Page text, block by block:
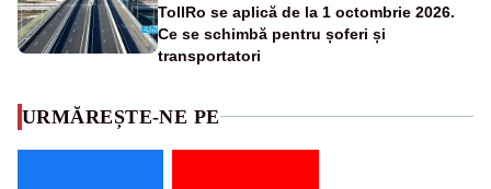
TollRo se aplică de la 1 octombrie 2026.
Ce se schimbă pentru șoferi și
transportatori
URMĂREȘTE-NE PE